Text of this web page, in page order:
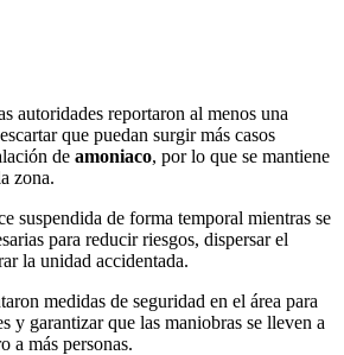
autoridades reportaron al menos una
que puedan surgir más casos
de amoniaco, por lo que se mantiene
zona.
suspendida de forma temporal mientras se
para reducir riesgos, dispersar el
la unidad accidentada.
medidas de seguridad en el área para
y garantizar que las maniobras se lleven a
a más personas.